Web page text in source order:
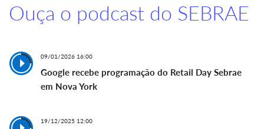
Ouça o podcast do SEBRAE
09/01/2026 16:00
Google recebe programação do Retail Day Sebrae
em Nova York
19/12/2025 12:00